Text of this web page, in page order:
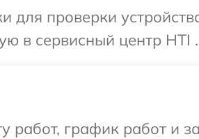
проверки
в сервисный центр HTI .
работ, график работ и